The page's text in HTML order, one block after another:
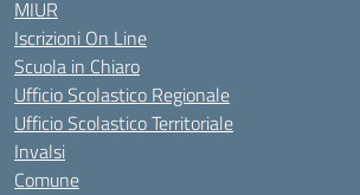
MIUR
Iscrizioni On Line
Scuola in Chiaro
Ufficio Scolastico Regionale
Ufficio Scolastico Territoriale
Invalsi
Comune